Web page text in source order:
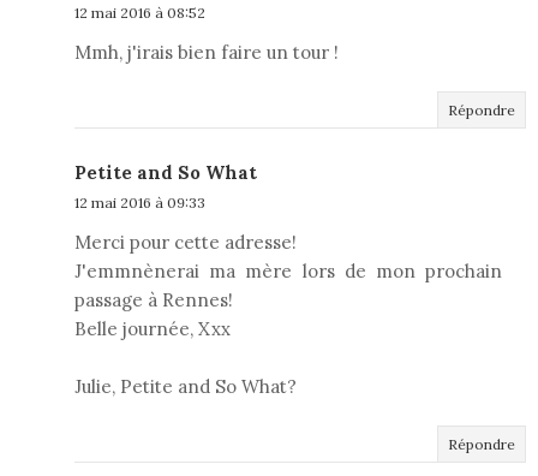
12 mai 2016 à 08:52
Mmh, j'irais bien faire un tour !
Répondre
Petite and So What
12 mai 2016 à 09:33
Merci pour cette adresse!
J'emmnènerai ma mère lors de mon prochain
passage à Rennes!
Belle journée, Xxx
Julie, Petite and So What?
Répondre